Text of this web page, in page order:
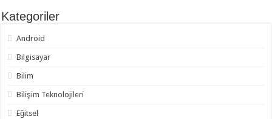
Kategoriler
Android
Bilgisayar
Bilim
Bilişim Teknolojileri
Eğitsel